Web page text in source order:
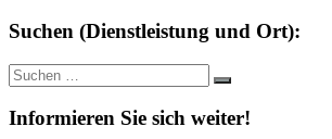
Suchen (Dienstleistung und Ort):
Suche
nach:
Suchen
Informieren Sie sich weiter!